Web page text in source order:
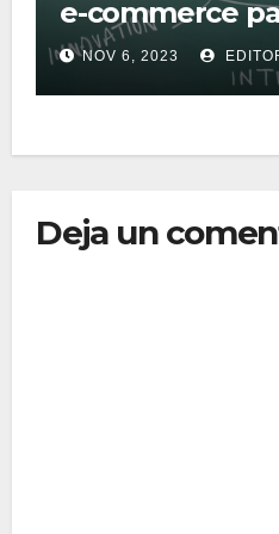
e-commerce
NOV 6, 2023
Deja un